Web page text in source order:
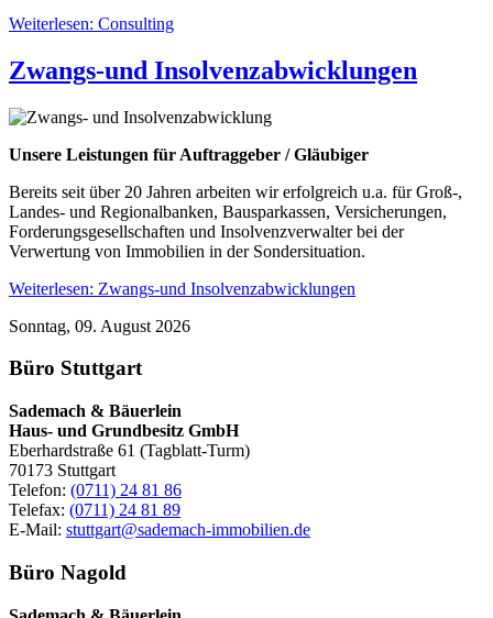
Weiterlesen: Consulting
Zwangs-und Insolvenzabwicklungen
Unsere Leistungen für Auftraggeber / Gläubiger
Bereits seit über 20 Jahren arbeiten wir erfolgreich u.a. für Groß-,
Landes- und Regionalbanken, Bausparkassen, Versicherungen,
Forderungsgesellschaften und Insolvenzverwalter bei der
Verwertung von Immobilien in der Sondersituation.
Weiterlesen: Zwangs-und Insolvenzabwicklungen
Sonntag, 09. August 2026
Büro Stuttgart
Sademach & Bäuerlein
Haus- und Grundbesitz GmbH
Eberhardstraße 61 (Tagblatt-Turm)
70173 Stuttgart
Telefon: (0711) 24 81 86
Telefax: (0711) 24 81 89
E-Mail: stuttgart@sademach-immobilien.de
Büro Nagold